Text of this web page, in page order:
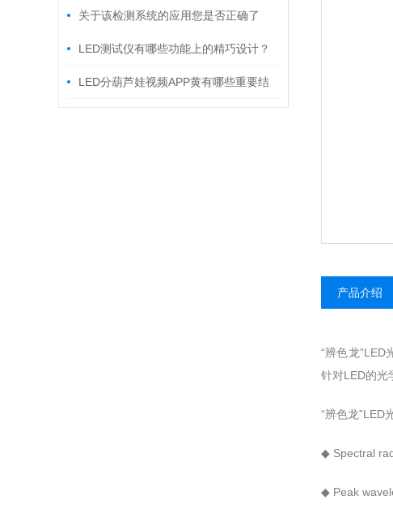
关于该检测系统的应用您是否正确了
解？LED测试仪有哪些功能上的精巧设计？
LED分葫芦娃视频APP黄有哪些重要结
产品介绍
“辨色龙”LED
针对LED的光学
“辨色龙”LED
◆ Spectral
◆ Peak